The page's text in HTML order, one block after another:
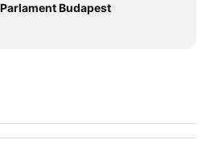
Parlament Budapest